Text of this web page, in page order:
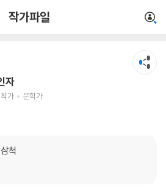
작가파일
자
가 문학가
척